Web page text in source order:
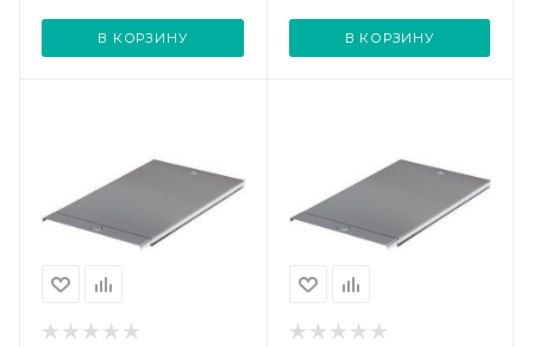
В КОРЗИНУ В КОРЗИНУ